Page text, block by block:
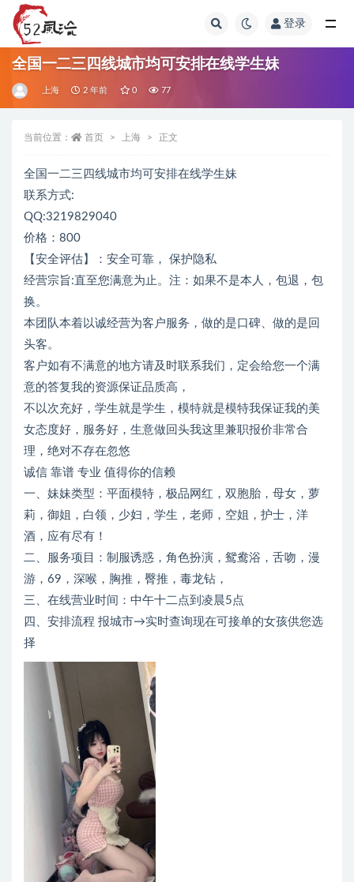
登录
全国一二三四线城市均可安排在线学生妹
上海 2 年前 0 77
当前位置： 首页 上海 正文
全国一二三四线城市均可安排在线学生妹
联系方式:
QQ:3219829040
价格：800
【安全评估】：安全可靠， 保护隐私
经营宗旨:直至您满意为止。注：如果不是本人，包退，包
换。
本团队本着以诚经营为客户服务，做的是口碑、做的是回
头客。
客户如有不满意的地方请及时联系我们，定会给您一个满
意的答复我的资源保证品质高，
不以次充好，学生就是学生，模特就是模特我保证我的美
女态度好，服务好，生意做回头我这里兼职报价非常合
理，绝对不存在忽悠
诚信 靠谱 专业 值得你的信赖
一、妹妹类型：平面模特，极品网红，双胞胎，母女，萝
莉，御姐，白领，少妇，学生，老师，空姐，护士，洋
酒，应有尽有！
二、服务项目：制服诱惑，角色扮演，鸳鸯浴，舌吻，漫
游，69，深喉，胸推，臀推，毒龙钻，
三、在线营业时间：中午十二点到凌晨5点
四、安排流程 报城市→实时查询现在可接单的女孩供您选
择